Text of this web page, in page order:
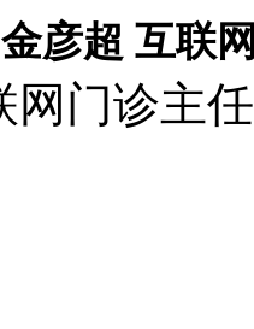
金彦超 互联
网门诊主